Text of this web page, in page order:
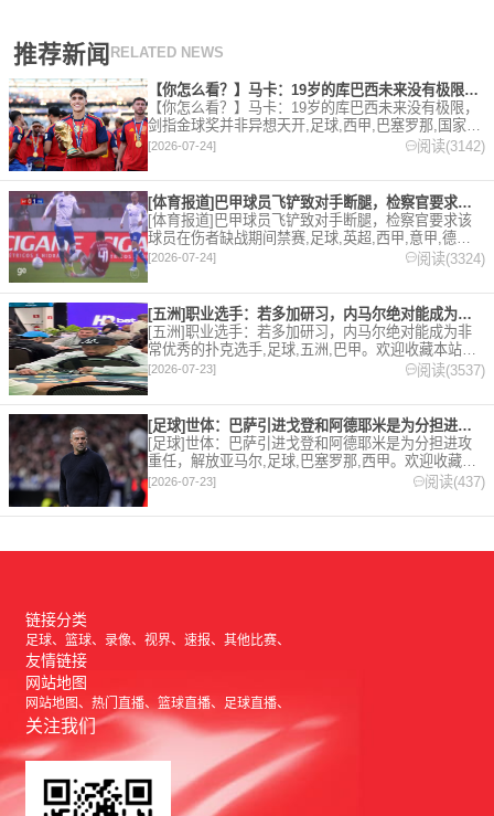
推荐新闻 RELATED NEWS
【你怎么看？】马卡：19岁的库巴西未来没有极限，剑指金球奖并
【你怎么看？】马卡：19岁的库巴西未来没有极限，
剑指金球奖并非异想天开,足球,西甲,巴塞罗那,国家
队,世界杯,西班牙。欢迎收藏本站，24小时为你更新
最新的足球，篮球体育资讯。
[2026-07-24] 阅读(3142)
[体育报道]巴甲球员飞铲致对手断腿，检察官要求该球员在伤者缺
[体育报道]巴甲球员飞铲致对手断腿，检察官要求该
球员在伤者缺战期间禁赛,足球,英超,西甲,意甲,德甲,
法甲,五洲,巴甲。欢迎收藏本站，24小时为你更新最
新的足球，篮球体育资讯。
[2026-07-24] 阅读(3324)
[五洲]职业选手：若多加研习，内马尔绝对能成为非常优秀的扑克
[五洲]职业选手：若多加研习，内马尔绝对能成为非
常优秀的扑克选手,足球,五洲,巴甲。欢迎收藏本站，
24小时为你更新最新的足球，篮球体育资讯。
[2026-07-23] 阅读(3537)
[足球]世体：巴萨引进戈登和阿德耶米是为分担进攻重任，解放亚
[足球]世体：巴萨引进戈登和阿德耶米是为分担进攻
重任，解放亚马尔,足球,巴塞罗那,西甲。欢迎收藏本
站，24小时为你更新最新的足球，篮球体育资讯。
[2026-07-23] 阅读(437)
链接分类
足球 篮球 录像 视界 速报 其他比赛
友情链接
网站地图
网站地图 热门直播 篮球直播 足球直播
关注我们